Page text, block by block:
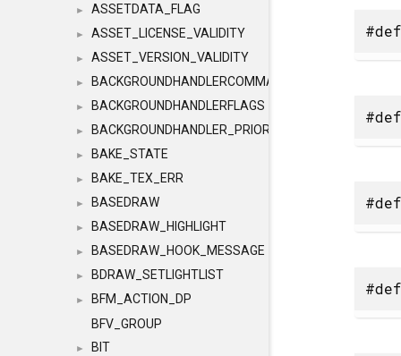
► ASSETDATA_FLAG
► ASSET_LICENSE_VALIDITY
► ASSET_VERSION_VALIDITY
► BACKGROUNDHANDLERCOMMAND
► BACKGROUNDHANDLERFLAGS
► BACKGROUNDHANDLER_PRIORITY
► BAKE_STATE
► BAKE_TEX_ERR
► BASEDRAW
► BASEDRAW_HIGHLIGHT
► BASEDRAW_HOOK_MESSAGE
► BDRAW_SETLIGHTLIST
►
BFM_ACTION_DP
BFV_GROUP
► BIT